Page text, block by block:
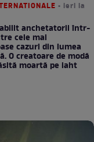
• ieri la
anchetatorii într-
cele mai
cazuri din lumea
O creatoare de modă
moartă pe iaht